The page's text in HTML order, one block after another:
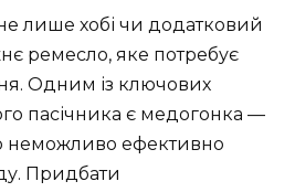
лише хобі чи додатковий
ремесло, яке потребує
Одним із ключових
пасічника є медогонка —
неможливо ефективно
Придбати